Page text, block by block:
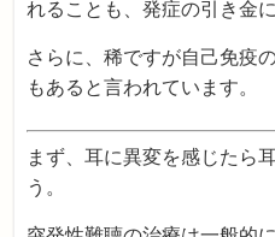
れることも、発症の引き金
さらに、稀ですが自己免疫
もあると言われています。
まず、耳に異変を感じたら
う。